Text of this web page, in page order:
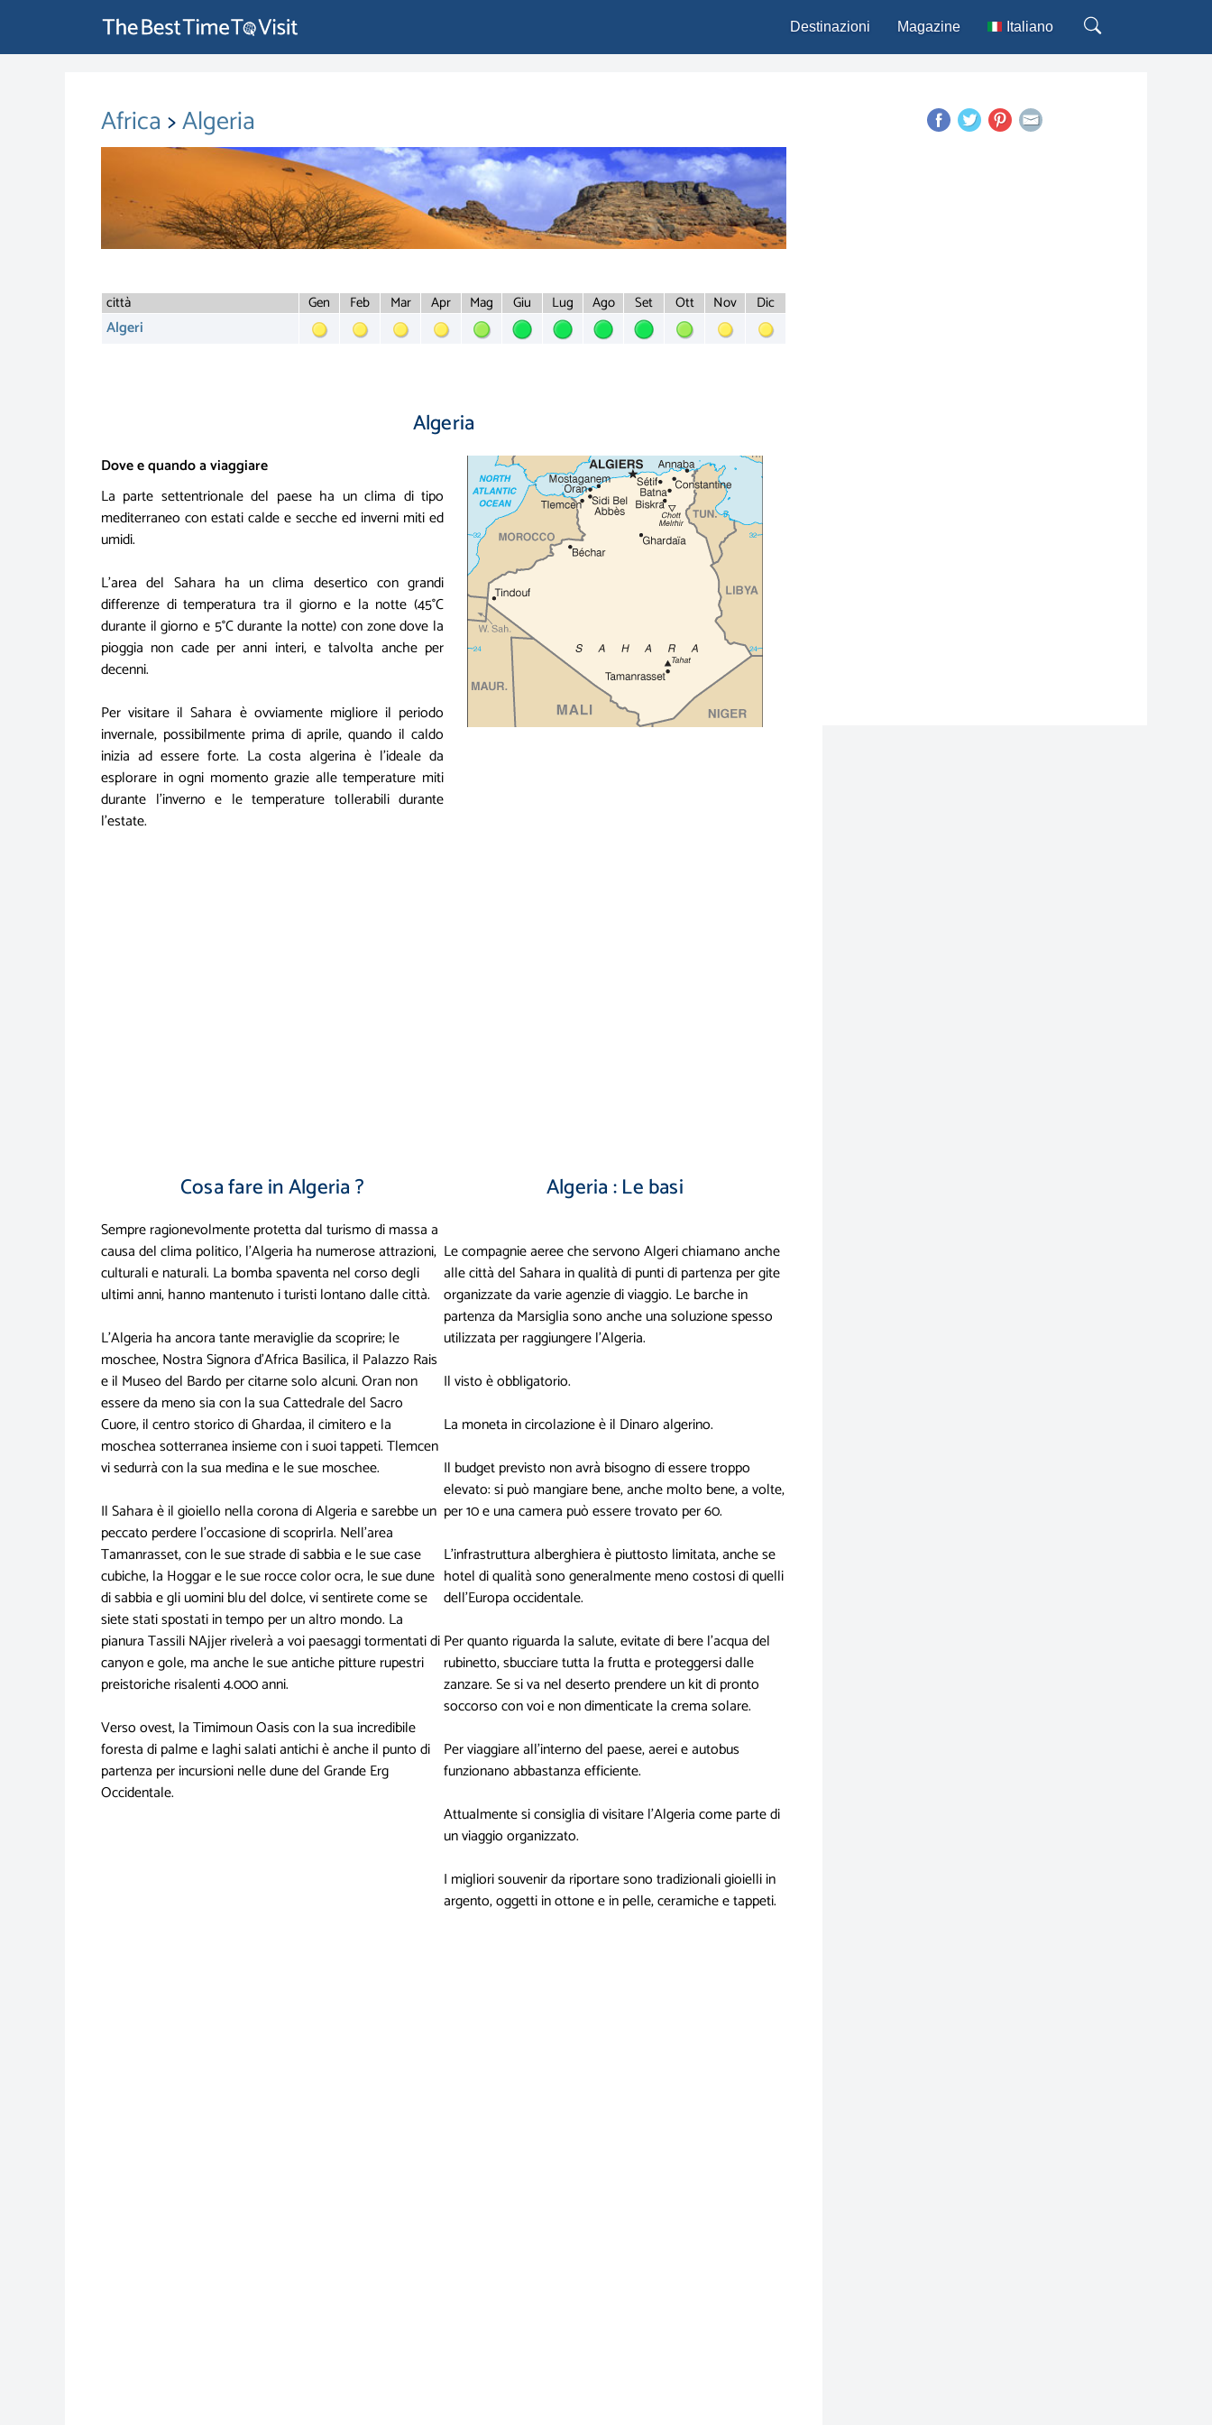
Destinazioni Magazine Italiano
Español
Africa>Algeria
città Gen Feb Mar Apr Mag Giu Lug Ago Set Ott Nov Dic
Algeri
Algeria
Dove e quando a viaggiare
La parte settentrionale del paese ha un clima di tipo
mediterraneo con estati calde e secche ed inverni miti ed
umidi.
L'area del Sahara ha un clima desertico con grandi
differenze di temperatura tra il giorno e la notte (45°C
durante il giorno e 5°C durante la notte) con zone dove la
pioggia non cade per anni interi, e talvolta anche per
decenni.
Per visitare il Sahara è ovviamente migliore il periodo
invernale, possibilmente prima di aprile, quando il caldo
inizia ad essere forte. La costa algerina è l’ideale da
esplorare in ogni momento grazie alle temperature miti
durante l'inverno e le temperature tollerabili durante
l’estate.
Cosa fare in Algeria ?
Sempre ragionevolmente protetta dal turismo di massa a
causa del clima politico, l'Algeria ha numerose attrazioni,
culturali e naturali. La bomba spaventa nel corso degli
ultimi anni, hanno mantenuto i turisti lontano dalle città.
L'Algeria ha ancora tante meraviglie da scoprire; le
moschee, Nostra Signora d'Africa Basilica, il Palazzo Rais
e il Museo del Bardo per citarne solo alcuni. Oran non
essere da meno sia con la sua Cattedrale del Sacro
Cuore, il centro storico di Ghardaa, il cimitero e la
moschea sotterranea insieme con i suoi tappeti. Tlemcen
vi sedurrà con la sua medina e le sue moschee.
Il Sahara è il gioiello nella corona di Algeria e sarebbe un
peccato perdere l'occasione di scoprirla. Nell'area
Tamanrasset, con le sue strade di sabbia e le sue case
cubiche, la Hoggar e le sue rocce color ocra, le sue dune
di sabbia e gli uomini blu del dolce, vi sentirete come se
siete stati spostati in tempo per un altro mondo. La
pianura Tassili NAjjer rivelerà a voi paesaggi tormentati di
canyon e gole, ma anche le sue antiche pitture rupestri
preistoriche risalenti 4.000 anni.
Verso ovest, la Timimoun Oasis con la sua incredibile
foresta di palme e laghi salati antichi è anche il punto di
partenza per incursioni nelle dune del Grande Erg
Occidentale.
Algeria : Le basi
Le compagnie aeree che servono Algeri chiamano anche
alle città del Sahara in qualità di punti di partenza per gite
organizzate da varie agenzie di viaggio. Le barche in
partenza da Marsiglia sono anche una soluzione spesso
utilizzata per raggiungere l'Algeria.
Il visto è obbligatorio.
La moneta in circolazione è il Dinaro algerino.
Il budget previsto non avrà bisogno di essere troppo
elevato: si può mangiare bene, anche molto bene, a volte,
per 10 e una camera può essere trovato per 60.
L'infrastruttura alberghiera è piuttosto limitata, anche se
hotel di qualità sono generalmente meno costosi di quelli
dell'Europa occidentale.
Per quanto riguarda la salute, evitate di bere l'acqua del
rubinetto, sbucciare tutta la frutta e proteggersi dalle
zanzare. Se si va nel deserto prendere un kit di pronto
soccorso con voi e non dimenticate la crema solare.
Per viaggiare all'interno del paese, aerei e autobus
funzionano abbastanza efficiente.
Attualmente si consiglia di visitare l'Algeria come parte di
un viaggio organizzato.
I migliori souvenir da riportare sono tradizionali gioielli in
argento, oggetti in ottone e in pelle, ceramiche e tappeti.